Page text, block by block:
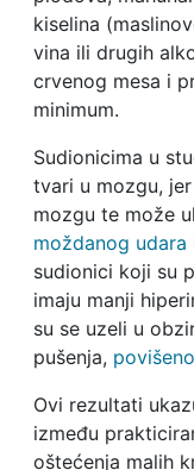
kiselina
vina ili drugih
crvenog mesa i
minimum.
Sudionicima u
tvari u mozgu,
mozgu te može
moždanog udara
sudionici koji su
imaju manji
su se uzeli u
pušenja,
Ovi rezultati
između
oštećenja malih